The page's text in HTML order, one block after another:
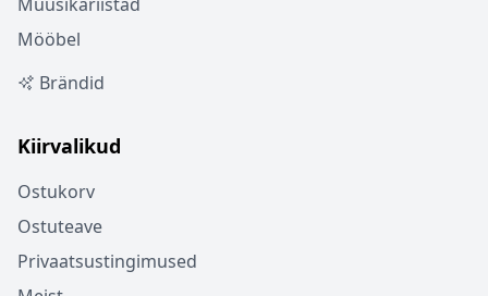
Mööbel
Brändid
Kiirvalikud
Ostukorv
Ostuteave
Privaatsustingimused